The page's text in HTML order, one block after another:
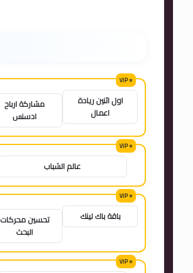
اول اثنين ريادة
اعمال
مشاركة ارباح
ادسنس
عالم الشباب
باقة باك لينك
تحسين محركات
البحث